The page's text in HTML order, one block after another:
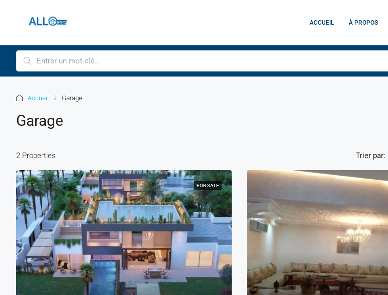
ACCUEIL À PROPOS
Accueil Garage
Garage
2 Properties Trier par:
FOR SALE